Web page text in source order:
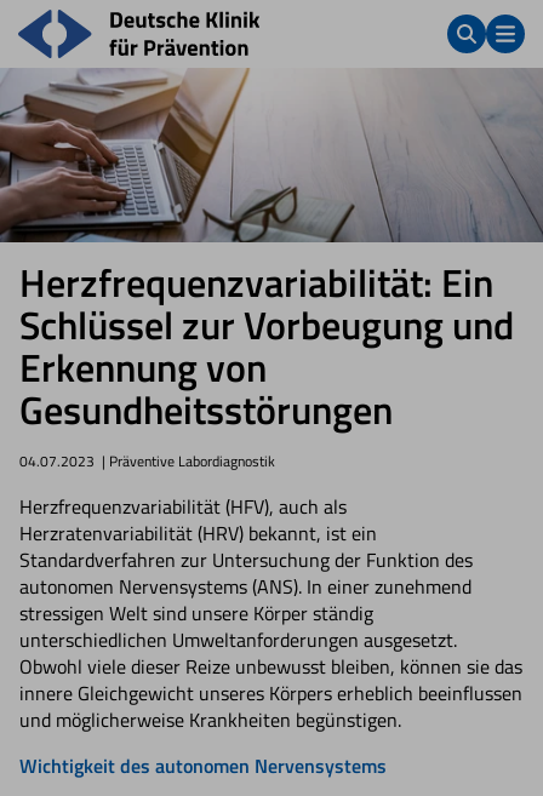
Herzfrequenzvariabilität: Ein
Schlüssel zur Vorbeugung und
Erkennung von
Gesundheitsstörungen
04.07.2023 | Präventive Labordiagnostik
Herzfrequenzvariabilität (HFV), auch als
Herzratenvariabilität (HRV) bekannt, ist ein
Standardverfahren zur Untersuchung der Funktion des
autonomen Nervensystems (ANS). In einer zunehmend
stressigen Welt sind unsere Körper ständig
unterschiedlichen Umweltanforderungen ausgesetzt.
Obwohl viele dieser Reize unbewusst bleiben, können sie das
innere Gleichgewicht unseres Körpers erheblich beeinflussen
und möglicherweise Krankheiten begünstigen.
Wichtigkeit des autonomen Nervensystems